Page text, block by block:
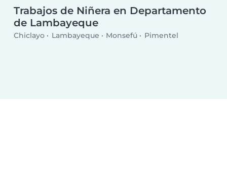
Trabajos de Niñera en Departamento
de Lambayeque
Chiclayo Lambayeque Monsefú Pimentel